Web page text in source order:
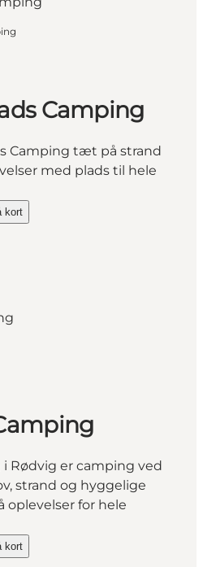
Camping
Camping tæt på strand
med plads til hele
Camping"
kort
Ladeplads Camping on_map
Rødvig er camping ved
strand og hyggelige
oplevelser for hele
Camping"
kort Camping on_map